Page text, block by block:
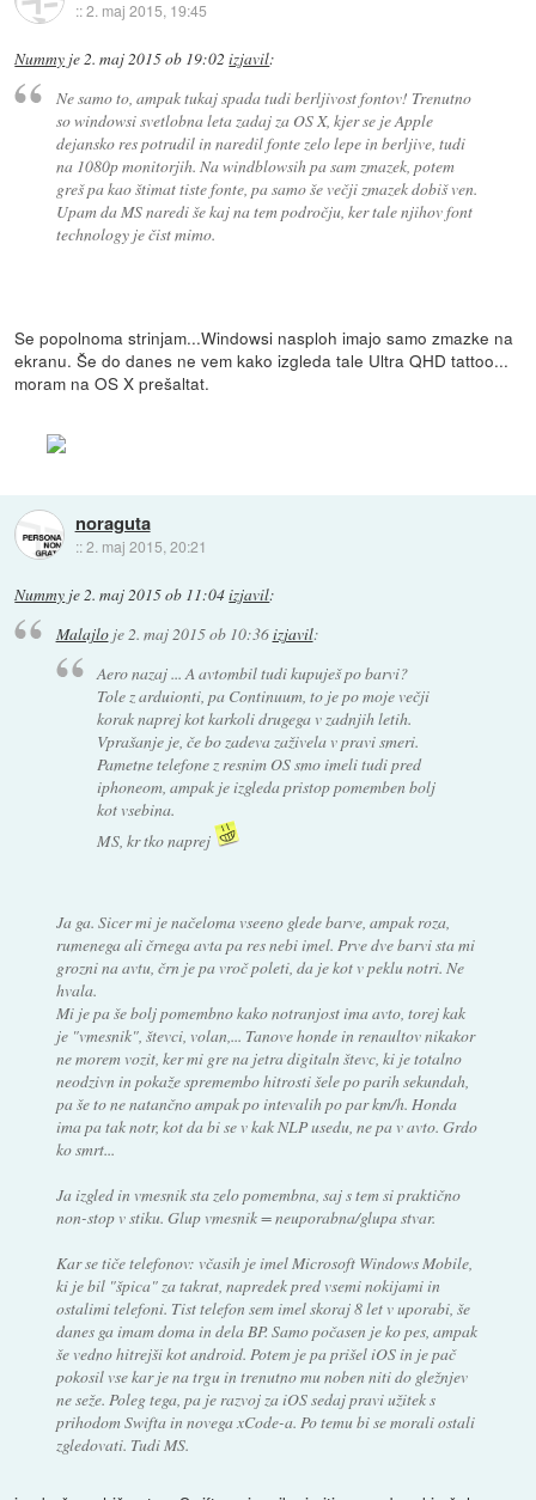
::2. maj 2015, 19:45
Nummy je2. maj 2015 ob 19:02 izjavil:
Ne samo to, ampak tukaj spada tudi berljivost fontov! Trenutno
so windowsi svetlobna leta zadaj za OS X, kjer se je Apple
dejansko res potrudil in naredil fonte zelo lepe in berljive, tudi
na 1080p monitorjih. Na windblowsih pa sam zmazek, potem
greš pa kao štimat tiste fonte, pa samo še večji zmazek dobiš ven.
Upam da MS naredi še kaj na tem področju, ker tale njihov font
technology je čist mimo.
Se popolnoma strinjam...Windowsi nasploh imajo samo zmazke na
ekranu. Še do danes ne vem kako izgleda tale Ultra QHD tattoo...
moram na OS X prešaltat.
noraguta
::2. maj 2015, 20:21
Nummy je2. maj 2015 ob 11:04izjavil:
Malajloje2. maj 2015 ob 10:36izjavil:
Aero nazaj ... A avtombil tudi kupuješ po barvi?
Tole z arduionti, pa Continuum, to je po moje večji
korak naprej kot karkoli drugega v zadnjih letih.
Vprašanje je, če bo zadeva zaživela v pravi smeri.
Pametne telefone z resnim OS smo imeli tudi pred
iphoneom, ampak je izgleda pristop pomemben bolj
kot vsebina.
MS, kr tko naprej
Ja ga. Sicer mi je načeloma vseeno glede barve, ampak roza,
rumenega ali črnega avta pa res nebi imel. Prve dve barvi sta mi
grozni na avtu, črn je pa vroč poleti, da je kot v peklu notri. Ne
hvala.
Mi je pa še bolj pomembno kako notranjost ima avto, torej kak
je "vmesnik", števci, volan,... Tanove honde in renaultov nikakor
ne morem vozit, ker mi gre na jetra digitaln števc, ki je totalno
neodzivn in pokaže spremembo hitrosti šele po parih sekundah,
pa še to ne natančno ampak po intevalih po par km/h. Honda
ima pa tak notr, kot da bi se v kak NLP usedu, ne pa v avto. Grdo
ko smrt...
Ja izgled in vmesnik sta zelo pomembna, saj s tem si praktično
non-stop v stiku. Glup vmesnik = neuporabna/glupa stvar.
Kar se tiče telefonov: včasih je imel Microsoft Windows Mobile,
ki je bil "špica" za takrat, napredek pred vsemi nokijami in
ostalimi telefoni. Tist telefon sem imel skoraj 8 let v uporabi, še
danes ga imam doma in dela BP. Samo počasen je ko pes, ampak
še vedno hitrejši kot android. Potem je pa prišel iOS in je pač
pokosil vse kar je na trgu in trenutno mu noben niti do gležnjev
ne seže. Poleg tega, pa je razvoj za iOS sedaj pravi užitek s
prihodom Swifta in novega xCode-a. Po temu bi se morali ostali
zgledovati. Tudi MS.